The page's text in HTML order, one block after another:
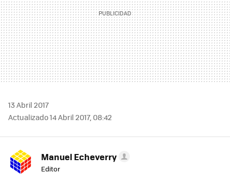
13 Abril 2017
Actualizado 14 Abril 2017, 08:42
Manuel Echeverry
Editor